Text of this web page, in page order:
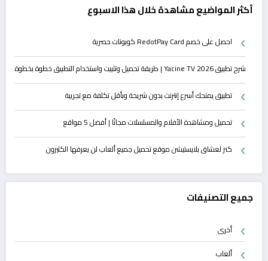
أكثر المواضيع مشاهدة خلال هذا الاسبوع
احصل على خصم RedotPay Card كوبونات حصرية
شرح تطبيق Yacine TV 2026 | طريقة تحميل وتثبيت واستخدام التطبيق خطوة بخطوة
تطبيق يمنحك أسرع إنترنت بدون شريحة وبأقل تكلفة مع تجريبة
تحميل ومشاهدة الأفلام والمسلسلات مجانًا | أفضل 5 مواقع
كنز لعشاق بلايستيشن موقع تحميل جميع ألعاب لن يعرفها الكثيرون
جميع التصنيفات
أخرى
ألعاب